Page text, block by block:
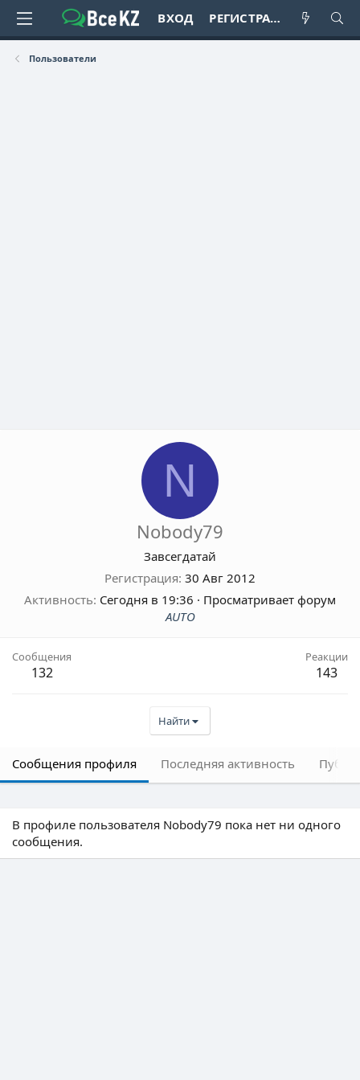
ВХОД РЕГИСТРАЦИЯ
Пользователи
N
Nobody79
Завсегдатай
Регистрация 30 Авг 2012
Активность Сегодня в 19:36 · Просматривает форум
AUTO
Сообщения
132
Реакции
143
Найти
Сообщения профиля Последняя активность
В профиле пользователя Nobody79 пока нет ни одного
сообщения.